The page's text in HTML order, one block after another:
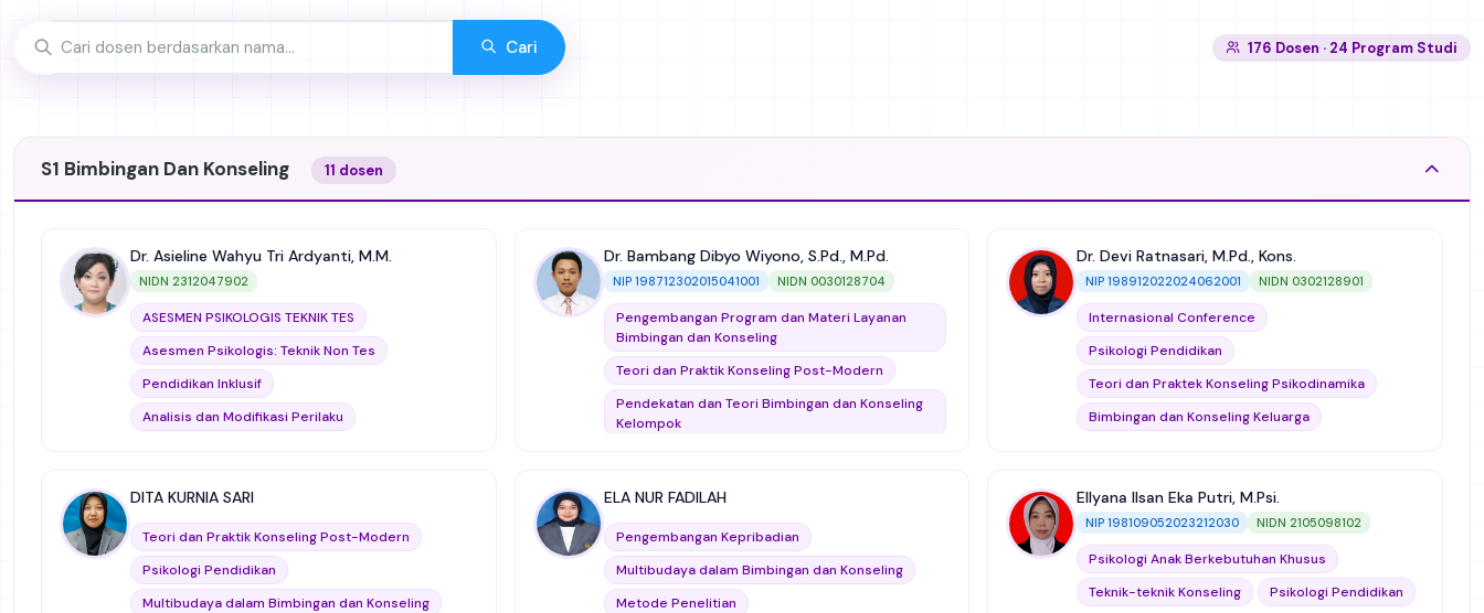
Cari 176 Dosen · 24 Program Studi
S1 Bimbingan Dan Konseling 11 dosen
Dr. Asieline Wahyu Tri Ardyanti, M.M.
NIDN 2312047902
ASESMEN PSIKOLOGIS TEKNIK TES
Asesmen Psikologis: Teknik Non Tes
Pendidikan Inklusif
Analisis dan Modifikasi Perilaku
Problematik Anak dan Remaja
Pengembangan Alat Ukur
Mikro Bimbingan dan Konseling (Micro Teaching)
Kewirausahaan
Andragogi dan Hetaugogi
Dr. Bambang Dibyo Wiyono, S.Pd., M.Pd.
NIP 198712302015041001 NIDN 0030128704
Pengembangan Program dan Materi Layanan
Bimbingan dan Konseling
Teori dan Praktik Konseling Post-Modern
Pendekatan dan Teori Bimbingan dan Konseling
Kelompok
Teknologi Informasi dan Media Bimbingan dan
Konseling
Manajemen Bimbingan dan Konseling
Dr. Devi Ratnasari, M.Pd., Kons.
NIP 198912022024062001 NIDN 0302128901
Internasional Conference
Psikologi Pendidikan
Teori dan Praktek Konseling Psikodinamika
Bimbingan dan Konseling Keluarga
Layanan Bimbingan dan Konseling untuk Adiksi
Teori dan Praktik Konseling Humanistik
Mikro Bimbingan dan Konseling (Micro Teaching)
DITA KURNIA SARI
Teori dan Praktik Konseling Post-Modern
Psikologi Pendidikan
Multibudaya dalam Bimbingan dan Konseling
ELA NUR FADILAH
Pengembangan Kepribadian
Multibudaya dalam Bimbingan dan Konseling
Metode Penelitian
Ellyana Ilsan Eka Putri, M.Psi.
NIP 198109052023212030 NIDN 2105098102
Psikologi Anak Berkebutuhan Khusus
Teknik-teknik Konseling
Psikologi Pendidikan